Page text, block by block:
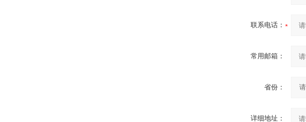
联系电话：
常用邮箱：
省份：
详细地址：